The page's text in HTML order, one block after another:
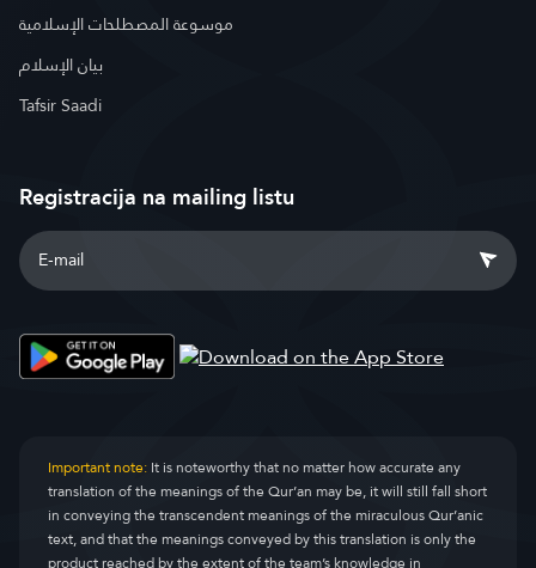
موسوعة المصطلحات الإسلامية
بيان الإسلام
Tafsir Saadi
Registracija na mailing listu
Important note:It is noteworthy that no matter how accurate any
translation of the meanings of the Qur’an may be, it will still fall short
in conveying the transcendent meanings of the miraculous Qur’anic
text, and that the meanings conveyed by this translation is only the